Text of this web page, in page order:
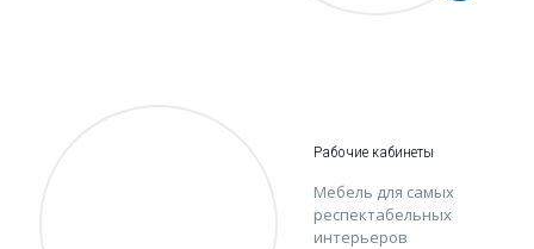
Рабочие кабинеты
Мебель для самых
респектабельных
интерьеров